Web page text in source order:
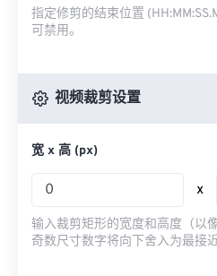
指定修剪的结束位置
可禁用。
视频裁剪设置
宽 x 高 (px)
x
输入裁剪矩形的宽度和高度（以
奇数尺寸数字将向下舍入为最接